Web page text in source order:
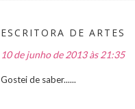
ESCRITORA DE ARTES
10 de junho de 2013 às 21:35
Gostei de saber......